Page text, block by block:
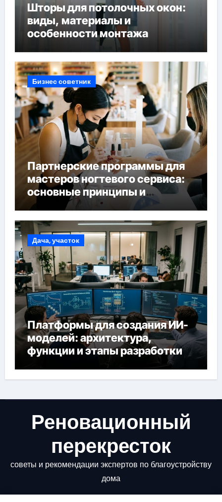
Шторы для потолочных окон:
виды, материалы и
особенности монтажа
Бизнес советник
Партнерские программы для
мастеров ногтевого сервиса:
основные принципы и
форматы участия
Дача, участок
Платформы для создания ИИ-
моделей: архитектура,
функции и этапы разработки
Реновационный
перекресток
советы и рекомендации экспертов по благоустройству
дома